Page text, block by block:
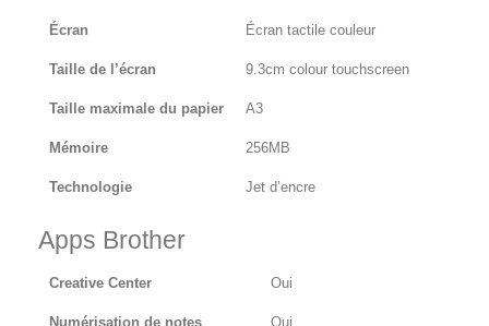
Écran Écran tactile couleur
Taille de l’écran 9.3cm colour touchscreen
Taille maximale du papier A3
Mémoire 256MB
Technologie Jet d’encre
Apps Brother
Creative Center Oui
Numérisation de notes Oui